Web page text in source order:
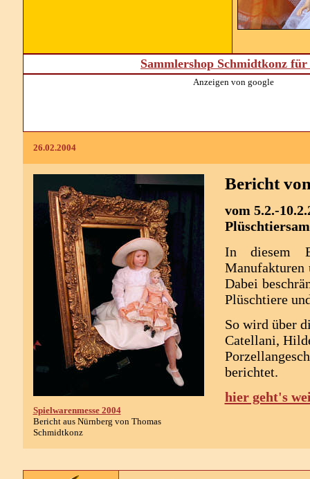
Sammlershop Schmidtkonz
Anzeigen von google
26.02.2004
Spielwarenmesse 2004
Bericht aus Nürnberg von Thomas
Schmidtkonz
Bericht
vom 5.2.-
In diesem
Manufakturen
Dabei
Plüschtiere
So wird über
Catellani,
berichtet.
hier geht's